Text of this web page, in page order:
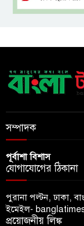
সম্পাদক
পূর্বাশা বিশাস
যোগাযোগের ঠিকানা
পুরানা পল্টন, ঢাকা,
ইমেইল-
প্রয়োজনীয় লিঙ্ক